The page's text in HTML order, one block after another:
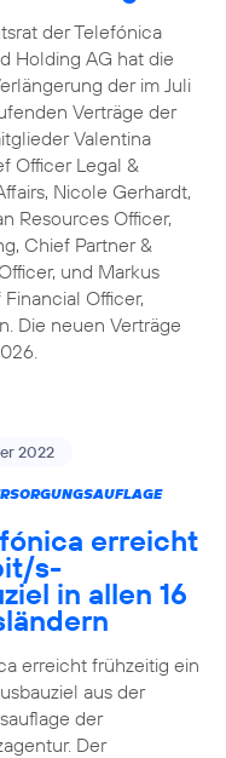
der Telefónica
Holding AG hat die
der im Juli
Verträge der
Valentina
Officer Legal &
Nicole Gerhardt,
Resources Officer,
Chief Partner &
und Markus
Officer,
Die neuen Verträge
2022
erreicht
s-
in allen 16
erreicht frühzeitig ein
aus der
der
Der